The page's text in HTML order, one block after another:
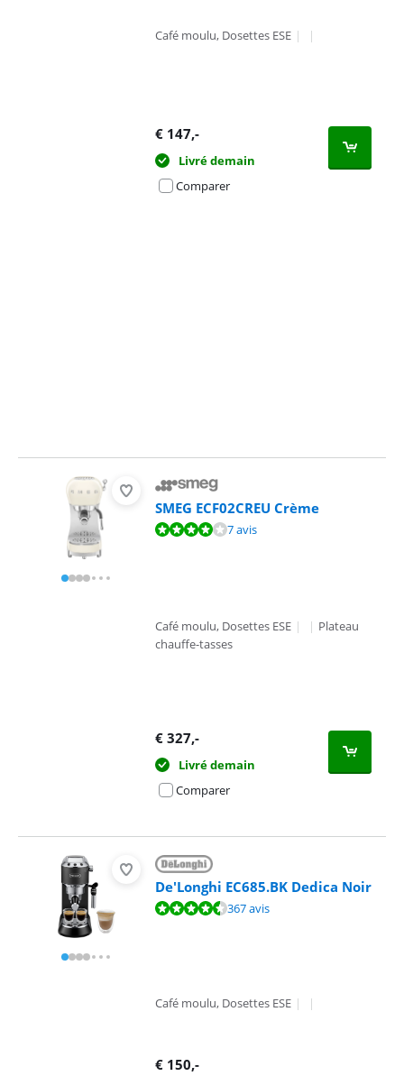
Café moulu, Dosettes ESE | |
€ 147,-
Livré demain
Comparer
SMEG ECF02CREU Crème
La note est de 8,4 sur 10, basée sur 7 avis.7 avis
Café moulu, Dosettes ESE | | Plateau
chauffe-tasses
€ 327,-
Livré demain
Comparer
De'Longhi EC685.BK Dedica Noir
La note est de 8,7 sur 10, basée sur 367 avis.
367 avis
Café moulu, Dosettes ESE | |
€ 150,-